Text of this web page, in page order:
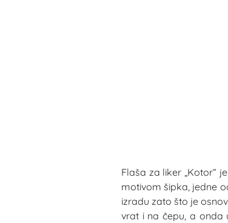
Flaša za liker „Kotor“
motivom šipka, jedne
izradu zato što je
vrat i na čepu, a onda